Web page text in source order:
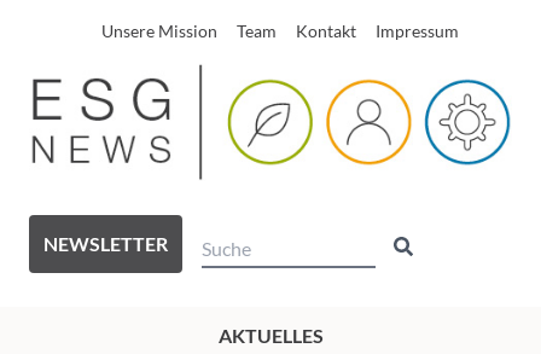
Unsere Mission Team Kontakt Impressum
NEWSLETTER
AKTUELLES